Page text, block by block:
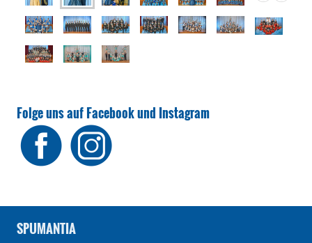
Folge uns auf Facebook und Instagram
SPUMANTIA